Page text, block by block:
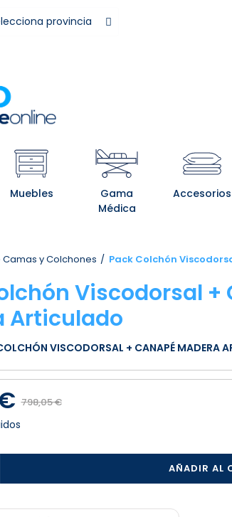
Muebles
Gama
Médica
Accesorios
Camas y Colchones Pack Colchón
Viscodorsal +
Articulado
VISCODORSAL + CANAPÉ MADERA
€798,05 €
AÑADIR AL